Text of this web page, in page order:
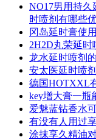
NO17男用持久
时喷剂有哪些
冈岛延时膏使
2H2D丸荣延时
龙水延时喷剂
安太医延时喷
德国HOTXXL
key增大膏一瓶
爱魅蓝钻香水
有没有人用过
涂抹享久精油